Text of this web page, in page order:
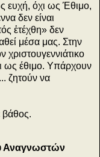
ευχή, όχι ως Έθιμο,
δεν είναι
ἐτέχθη» δεν
μέσα μας. Στην
ως έθιμο. Υπάρχουν
ζητούν να
βάθος.
Αναγνωστών